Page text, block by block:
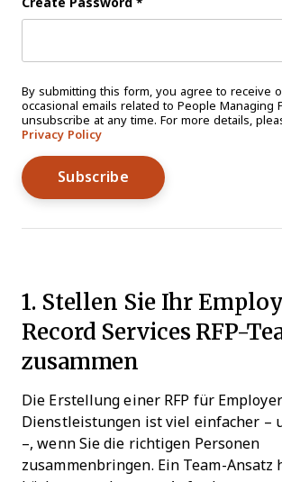
By submitting this form, you agree to receive
occasional emails related to People Managing
unsubscribe at any time. For more details,
Privacy Policy
1. Stellen Sie Ihr
Record Services RFP-
zusammen
Die Erstellung einer RFP für
Dienstleistungen ist viel einfacher –
–, wenn Sie die richtigen Personen
zusammenbringen. Ein Team-Ansatz